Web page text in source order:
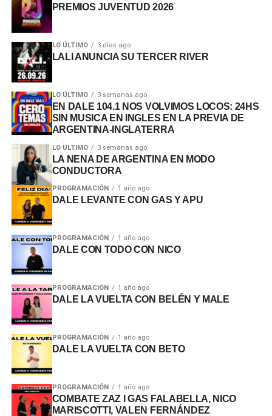
PREMIOS JUVENTUD 2026
LO ÚLTIMO 3 días ago
LALI ANUNCIA SU TERCER RIVER
LO ÚLTIMO 3 semanas ago
EN DALE 104.1 NOS VOLVIMOS LOCOS: 24HS
SIN MUSICA EN INGLES EN LA PREVIA DE
ARGENTINA-INGLATERRA
LO ÚLTIMO 3 semanas ago
LA NENA DE ARGENTINA EN MODO
CONDUCTORA
PROGRAMACIÓN 1 año ago
DALE LEVANTE CON GAS Y APU
PROGRAMACIÓN 1 año ago
DALE CON TODO CON NICO
PROGRAMACIÓN 1 año ago
DALE LA VUELTA CON BELÉN Y MALE
PROGRAMACIÓN 1 año ago
DALE LA VUELTA CON BETO
PROGRAMACIÓN 1 año ago
COMBATE ZAZ I GAS FALABELLA, NICO
MARISCOTTI, VALEN FERNÁNDEZ